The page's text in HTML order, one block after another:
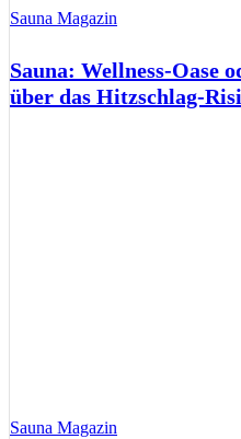
Sauna Magazin
Sauna: Wellness-Oase
über das Hitzschlag-
Sauna Magazin